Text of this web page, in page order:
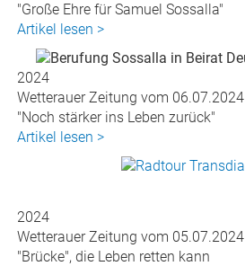
"Große Ehre für Samuel Sossalla"
Artikel lesen >
2024
Wetterauer Zeitung vom 06.07.2024
"Noch stärker ins Leben zurück"
Artikel lesen >
2024
Wetterauer Zeitung vom 05.07.2024
"Brücke", die Leben retten kann